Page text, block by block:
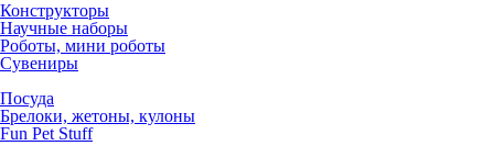
Конструкторы
Научные наборы
Роботы, мини роботы
Сувениры
Посуда
Брелоки, жетоны, кулоны
Fun Pet Stuff